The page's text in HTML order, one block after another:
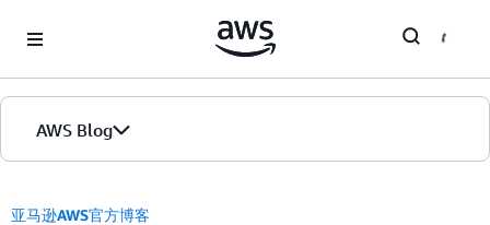
AWS Blog
首页
亚马逊AWS官方博客